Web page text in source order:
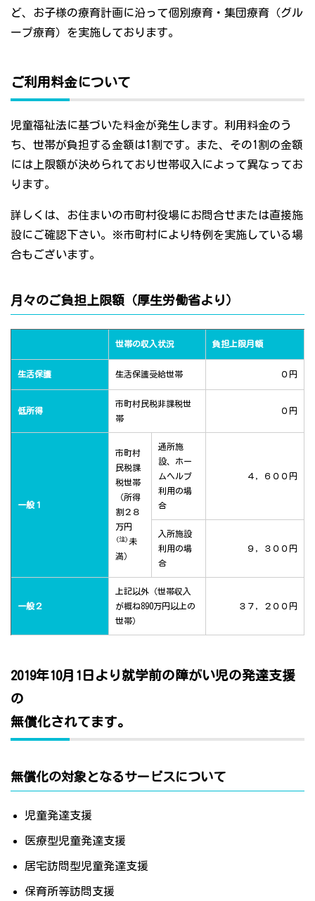
ど、お子様の療育計画に沿って個別療育・集団療育（グル
ープ療育）を実施しております。
ご利用料金について
児童福祉法に基づいた料金が発生します。利用料金のう
ち、世帯が負担する金額は1割です。また、その1割の金額
には上限額が決められており世帯収入によって異なってお
ります。
詳しくは、お住まいの市町村役場にお問合せまたは直接施
設にご確認下さい。※市町村により特例を実施している場
合もございます。
月々のご負担上限額（厚生労働省より）
世帯の収入状況 負担上限月額
生活保護 生活保護受給世帯 ０円
低所得
市町村民税非課税世
帯
０円
一般１
市町村
民税課
税世帯
（所得
割２８
万円
(注) 未
満）
通所施
設、ホー
ムヘルプ
利用の場
合
４，６００円
入所施設
利用の場
合
９，３００円
一般２
上記以外（世帯収入
が概ね890万円以上の
世帯）
３７，２００円
2019年10月1日より就学前の障がい児の発達支援
の
無償化されてます。
無償化の対象となるサービスについて
児童発達支援
医療型児童発達支援
居宅訪問型児童発達支援
保育所等訪問支援